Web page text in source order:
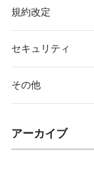
規約改定
セキュリティ
その他
アーカイブ